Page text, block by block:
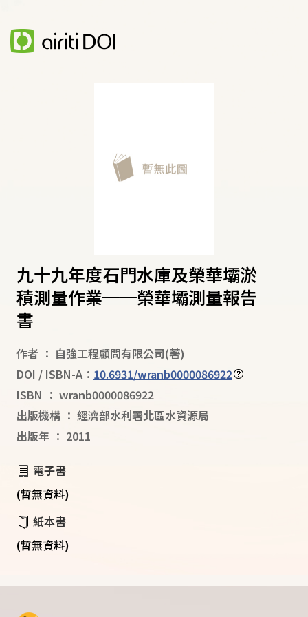
九十九年度石門水庫及榮華壩淤
積測量作業──榮華壩測量報告
書
作者 ： 自強工程顧問有限公司(著)
DOI / ISBN-A： 10.6931/wranb0000086922
ISBN ： wranb0000086922
出版機構 ： 經濟部水利署北區水資源局
出版年 ： 2011
電子書
(暫無資料)
紙本書
(暫無資料)